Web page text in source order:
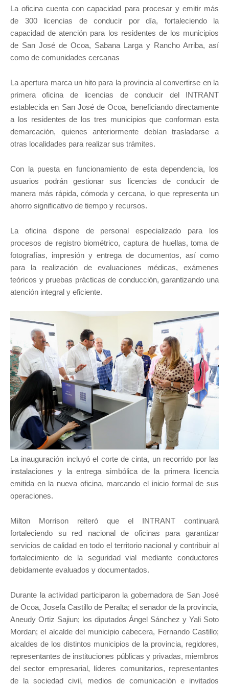
La oficina cuenta con capacidad para procesar y emitir más
de 300 licencias de conducir por día, fortaleciendo la
capacidad de atención para los residentes de los municipios
de San José de Ocoa, Sabana Larga y Rancho Arriba, así
como de comunidades cercanas
La apertura marca un hito para la provincia al convertirse en la
primera oficina de licencias de conducir del INTRANT
establecida en San José de Ocoa, beneficiando directamente
a los residentes de los tres municipios que conforman esta
demarcación, quienes anteriormente debían trasladarse a
otras localidades para realizar sus trámites.
Con la puesta en funcionamiento de esta dependencia, los
usuarios podrán gestionar sus licencias de conducir de
manera más rápida, cómoda y cercana, lo que representa un
ahorro significativo de tiempo y recursos.
La oficina dispone de personal especializado para los
procesos de registro biométrico, captura de huellas, toma de
fotografías, impresión y entrega de documentos, así como
para la realización de evaluaciones médicas, exámenes
teóricos y pruebas prácticas de conducción, garantizando una
atención integral y eficiente.
La inauguración incluyó el corte de cinta, un recorrido por las
instalaciones y la entrega simbólica de la primera licencia
emitida en la nueva oficina, marcando el inicio formal de sus
operaciones.
Milton Morrison reiteró que el INTRANT continuará
fortaleciendo su red nacional de oficinas para garantizar
servicios de calidad en todo el territorio nacional y contribuir al
fortalecimiento de la seguridad vial mediante conductores
debidamente evaluados y documentados.
Durante la actividad participaron la gobernadora de San José
de Ocoa, Josefa Castillo de Peralta; el senador de la provincia,
Aneudy Ortiz Sajiun; los diputados Ángel Sánchez y Yali Soto
Mordan; el alcalde del municipio cabecera, Fernando Castillo;
alcaldes de los distintos municipios de la provincia, regidores,
representantes de instituciones públicas y privadas, miembros
del sector empresarial, líderes comunitarios, representantes
de la sociedad civil, medios de comunicación e invitados